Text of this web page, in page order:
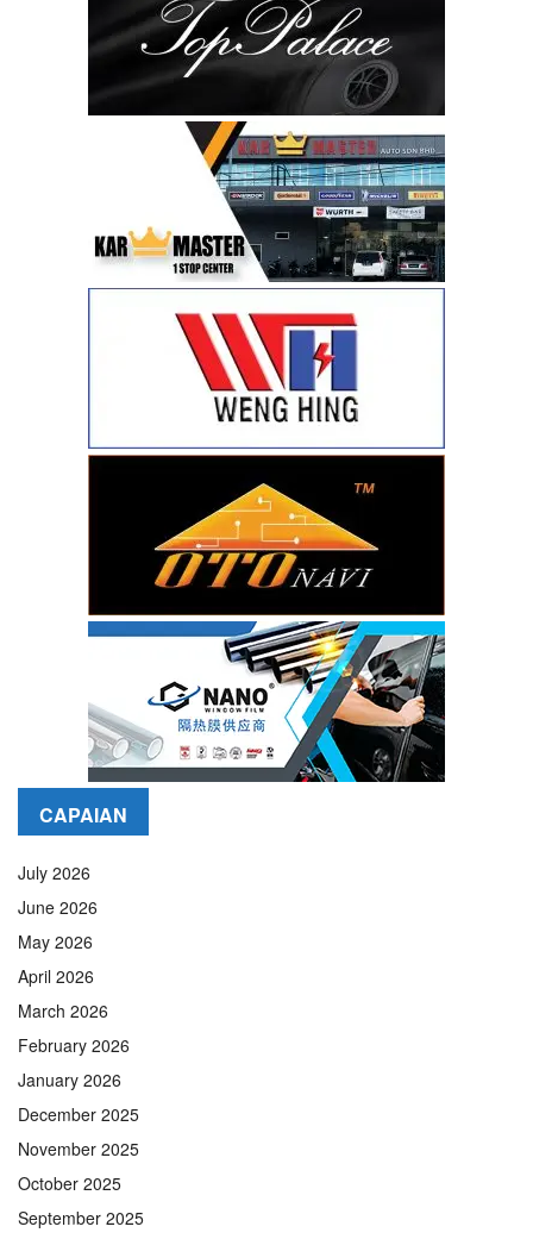
CAPAIAN
July 2026
June 2026
May 2026
April 2026
March 2026
February 2026
January 2026
December 2025
November 2025
October 2025
September 2025